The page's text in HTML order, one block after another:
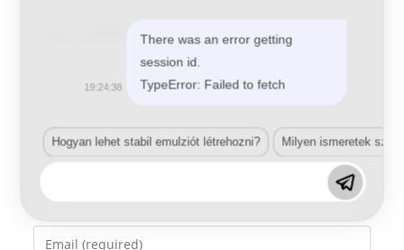
your
name
Enter
There was an error getting
session id.
TypeError: Failed to fetch
19:24:38
Hogyan lehet stabil emulziót létrehozni? Milyen ismeretek